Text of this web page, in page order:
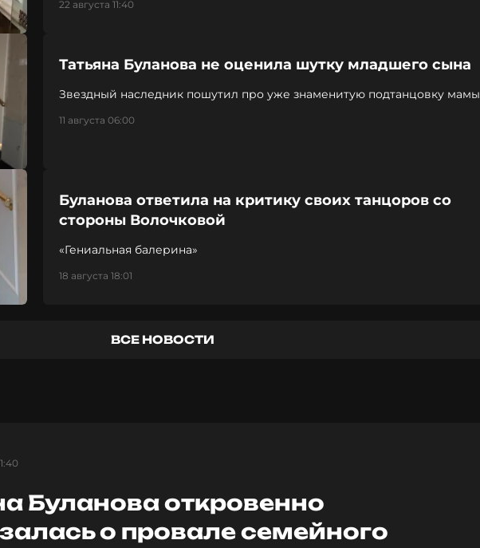
22 августа 11:40
Татьяна Буланова не оценила шутку младшего сына
Звездный наследник пошутил про уже знаменитую подтанцовку мамы
11 августа 06:00
Буланова ответила на критику своих танцоров со
стороны Волочковой
«Гениальная балерина»
18 августа 18:01
ВСЕ НОВОСТИ
Буланова откровенно
о провале семейного